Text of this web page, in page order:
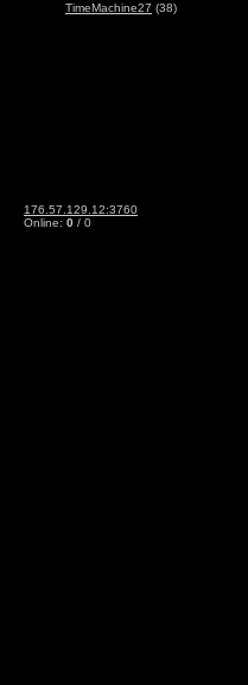
TimeMachine27 (38)
176.57.129.12:3760
Online: 0 / 0